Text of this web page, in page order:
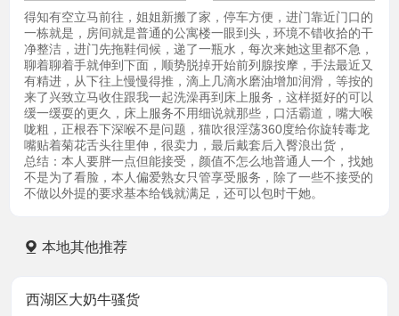
得知有空立马前往，姐姐新搬了家，停车方便，进门靠近门口的
一栋就是，房间就是普通的公寓楼一眼到头，环境不错收拾的干
净整洁，进门先拖鞋伺候，递了一瓶水，每次来她这里都不急，
聊着聊着手就伸到下面，顺势脱掉开始前列腺按摩，手法最近又
有精进，从下往上慢慢得推，滴上几滴水磨油增加润滑，等按的
来了兴致立马收住跟我一起洗澡再到床上服务，这样挺好的可以
缓一缓耍的更久，床上服务不用细说就那些，口活霸道，嘴大喉
咙粗，正根吞下深喉不是问题，猫吹很淫荡360度给你旋转毒龙
嘴贴着菊花舌头往里伸，很卖力，最后戴套后入臀浪出货，
总结：本人要胖一点但能接受，颜值不怎么地普通人一个，找她
不是为了看脸，本人偏爱熟女只管享受服务，除了一些不接受的
不做以外提的要求基本给钱就满足，还可以包时干她。
本地其他推荐
西湖区大奶牛骚货